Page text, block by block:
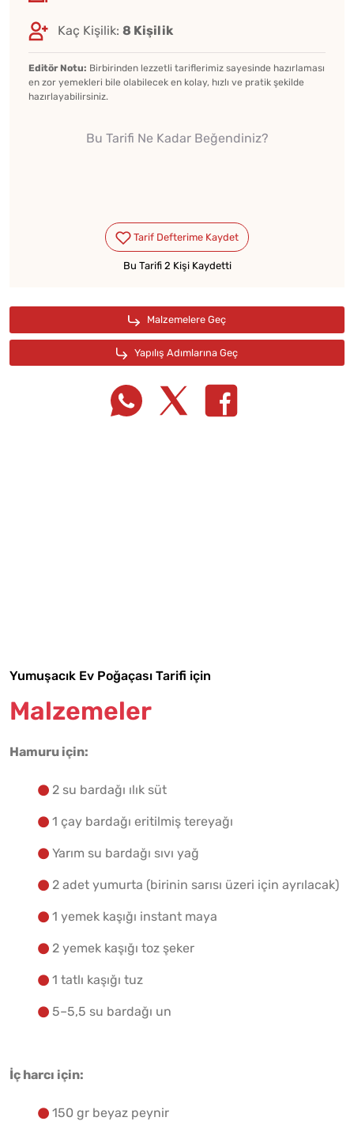
Kaç Kişilik: 8 Kişilik
Editör Notu: Birbirinden lezzetli tariflerimiz sayesinde hazırlaması
en zor yemekleri bile olabilecek en kolay, hızlı ve pratik şekilde
hazırlayabilirsiniz.
Bu Tarifi Ne Kadar Beğendiniz?
Bu Tarifi 2 Kişi Kaydetti
Yumuşacık Ev Poğaçası Tarifi için
Malzemeler
Hamuru için:
2 su bardağı ılık süt
1 çay bardağı eritilmiş tereyağı
Yarım su bardağı sıvı yağ
2 adet yumurta (birinin sarısı üzeri için ayrılacak)
1 yemek kaşığı instant maya
2 yemek kaşığı toz şeker
1 tatlı kaşığı tuz
5–5,5 su bardağı un
İç harcı için:
150 gr beyaz peynir